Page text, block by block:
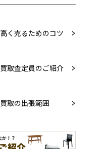
高く売るためのコツ
買取査定員のご紹介
買取の出張範囲